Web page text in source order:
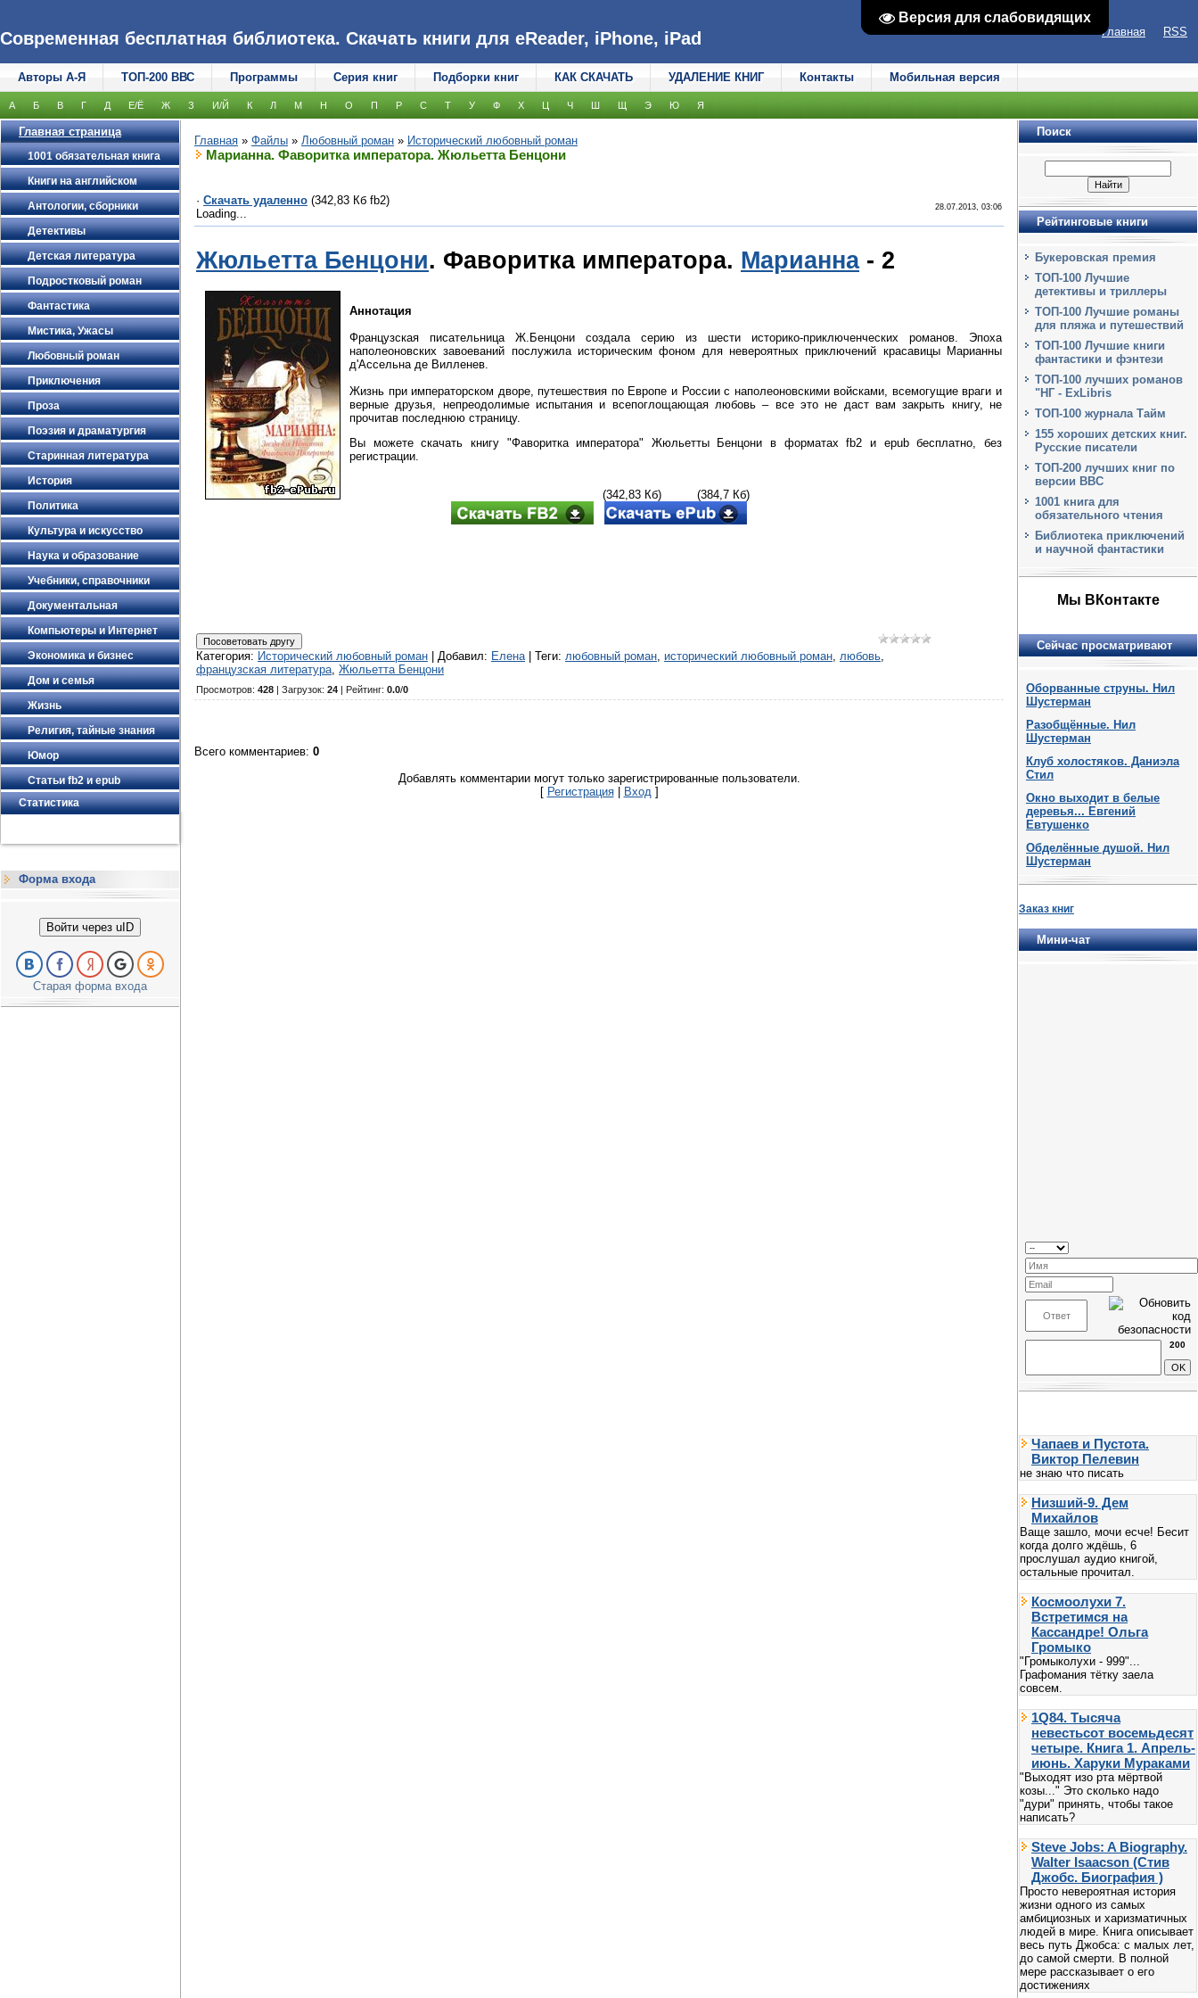
Версия для слабовидящих
Версия для слабовидящих
Современная бесплатная библиотека. Скачать книги для eReader, iPhone, iPad Главная RSS
Авторы А-Я ТОП-200 ВВС Программы Серия книг Подборки книг КАК СКАЧАТЬ УДАЛЕНИЕ КНИГ Контакты Мобильная версия
А Б В Г Д Е/Ё Ж З И/Й К Л М Н О П Р С Т У Ф Х Ц Ч Ш Щ Э Ю Я
Главная страница
1001 обязательная книга
Книги на английском
Антологии, сборники
Детективы
Детская литература
Подростковый роман
Фантастика
Мистика, Ужасы
Любовный роман
Приключения
Проза
Поэзия и драматургия
Старинная литература
История
Политика
Культура и искусство
Наука и образование
Учебники, справочники
Документальная
Компьютеры и Интернет
Экономика и бизнес
Дом и семья
Жизнь
Религия, тайные знания
Юмор
Статьи fb2 и epub
Статистика
Форма входа
Войти через uID
Старая форма входа
Главная » Файлы » Любовный роман » Исторический любовный роман
Марианна. Фаворитка императора. Жюльетта Бенцони
· Скачать удаленно (342,83 Кб fb2)
Loading...
28.07.2013, 03:06
Жюльетта Бенцони. Фаворитка императора. Марианна- 2
Аннотация
Французская писательница Ж.Бенцони создала серию из шести историко-приключенческих романов. Эпоха
наполеоновских завоеваний послужила историческим фоном для невероятных приключений красавицы Марианны
д'Ассельна де Вилленев.
Жизнь при императорском дворе, путешествия по Европе и России с наполеоновскими войсками, всемогущие враги и
верные друзья, непреодолимые испытания и всепоглощающая любовь – все это не даст вам закрыть книгу, не
прочитав последнюю страницу.
Вы можете скачать книгу "Фаворитка императора" Жюльетты Бенцони в форматах fb2 и epub бесплатно, без
регистрации.
(342,83 Кб) (384,7 Кб)
Категория: Исторический любовный роман Добавил: Елена| Теги: любовный роман, исторический любовный роман, любовь,
французская литература, Жюльетта Бенцони
Просмотров: 428 | Загрузок: 24 | Рейтинг: 0.0/0
Всего комментариев: 0
Добавлять комментарии могут только зарегистрированные пользователи.
[ Регистрация| Вход]
Поиск
Рейтинговые книги
Букеровская премия
ТОП-100 Лучшие
детективы и триллеры
ТОП-100 Лучшие романы
для пляжа и путешествий
ТОП-100 Лучшие книги
фантастики и фэнтези
ТОП-100 лучших романов
"НГ - ExLibris
ТОП-100 журнала Тайм
155 хороших детских книг.
Русские писатели
ТОП-200 лучших книг по
версии BBC
1001 книга для
обязательного чтения
Библиотека приключений
и научной фантастики
Мы ВКонтакте
Сейчас просматривают
Оборванные струны. Нил
Шустерман
Разобщённые. Нил
Шустерман
Клуб холостяков. Даниэла
Стил
Окно выходит в белые
деревья... Евгений
Евтушенко
Обделённые душой. Нил
Шустерман
Заказ книг
Мини-чат
200
Чапаев и Пустота.
Виктор Пелевин
не знаю что писать
Низший-9. Дем
Михайлов
Ваще зашло, мочи есче! Бесит
когда долго ждёшь, 6
прослушал аудио книгой,
остальные прочитал.
Космоолухи 7.
Встретимся на
Кассандре! Ольга
Громыко
"Громыколухи - 999"...
Графомания тётку заела
совсем.
1Q84. Тысяча
невестьсот восемьдесят
четыре. Книга 1. Апрель-
июнь. Харуки Мураками
"Выходят изо рта мёртвой
козы..." Это сколько надо
"дури" принять, чтобы такое
написать?
Steve Jobs: A Biography.
Walter Isaacson (Стив
Джобс. Биография )
Просто невероятная история
жизни одного из самых
амбициозных и харизматичных
людей в мире. Книга описывает
весь путь Джобса: с малых лет,
до самой смерти. В полной
мере рассказывает о его
достижениях